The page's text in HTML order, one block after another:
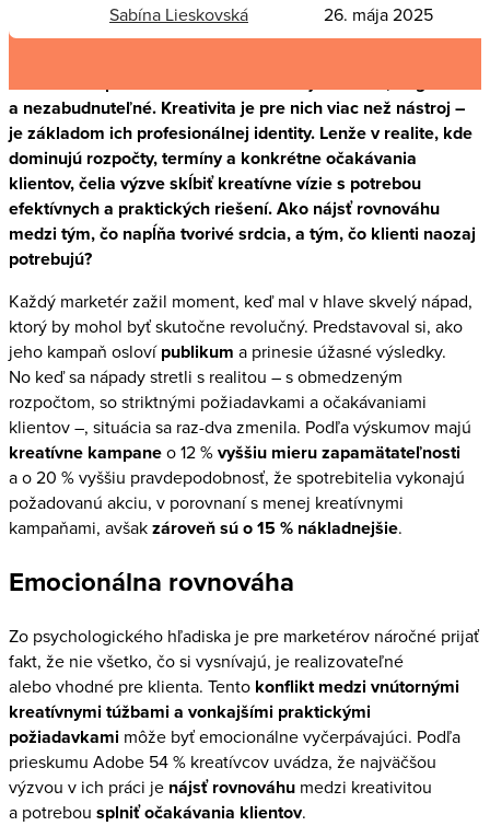
Sabína Lieskovská 26. mája 2025
a nezabudnuteľné. Kreativita je pre nich viac než nástroj –
je základom ich profesionálnej identity. Lenže v realite, kde
dominujú rozpočty, termíny a konkrétne očakávania
klientov, čelia výzve skĺbiť kreatívne vízie s potrebou
efektívnych a praktických riešení. Ako nájsť rovnováhu
medzi tým, čo napĺňa tvorivé srdcia, a tým, čo klienti naozaj
potrebujú?
Každý marketér zažil moment, keď mal v hlave skvelý nápad,
ktorý by mohol byť skutočne revolučný. Predstavoval si, ako
jeho kampaň oslovípublikum a prinesie úžasné výsledky.
No keď sa nápady stretli s realitou – s obmedzeným
rozpočtom, so striktnými požiadavkami a očakávaniami
klientov –, situácia sa raz-dva zmenila. Podľa výskumov majú
kreatívne kampaneo 12 %vyššiu mieru zapamätateľnosti
a o 20 % vyššiu pravdepodobnosť, že spotrebitelia vykonajú
požadovanú akciu, v porovnaní s menej kreatívnymi
kampaňami, avšakzároveň sú o 15 % nákladnejšie.
Emocionálna rovnováha
Zo psychologického hľadiska je pre marketérov náročné prijať
fakt, že nie všetko, čo si vysnívajú, je realizovateľné
alebo vhodné pre klienta. Tento konflikt medzi vnútornými
kreatívnymi túžbami a vonkajšími praktickými
požiadavkami môže byť emocionálne vyčerpávajúci. Podľa
prieskumu Adobe 54 % kreatívcov uvádza, že najväčšou
výzvou v ich práci je nájsť rovnováhu medzi kreativitou
a potrebou splniť očakávania klientov.